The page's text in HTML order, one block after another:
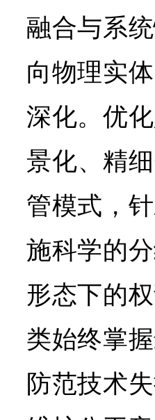
融合与系
向物理实
深化。优
景化、精
管模式，
施科学的
形态下的
类始终掌
防范技术